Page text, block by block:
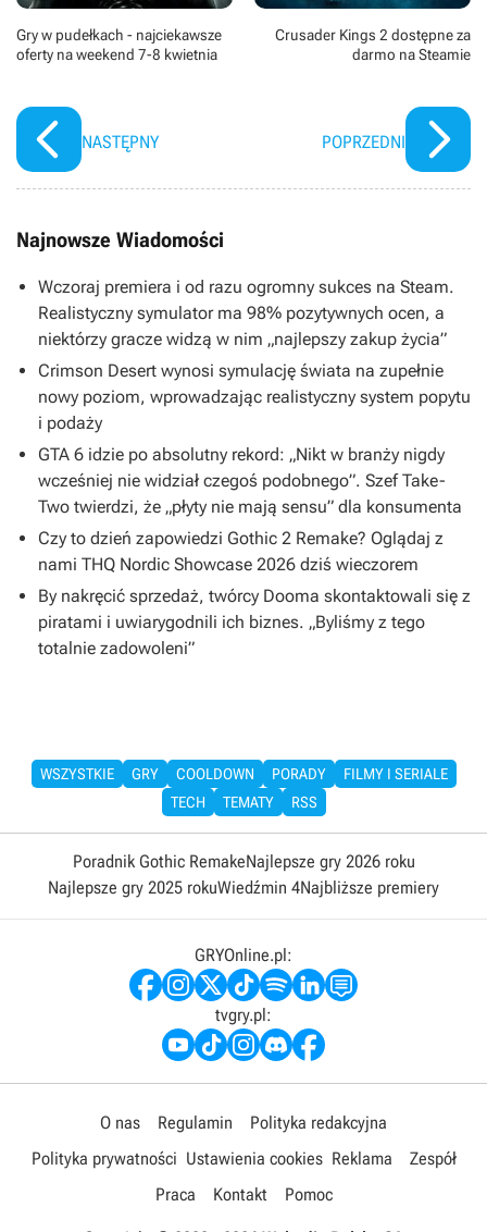
Gry w pudełkach - najciekawsze
oferty na weekend 7-8 kwietnia
NASTĘPNY
Crusader Kings 2 dostępne za
darmo na Steamie
POPRZEDNI
Najnowsze Wiadomości
Wczoraj premiera i od razu ogromny sukces na Steam.
Realistyczny symulator ma 98% pozytywnych ocen, a
niektórzy gracze widzą w nim „najlepszy zakup życia”
Crimson Desert wynosi symulację świata na zupełnie
nowy poziom, wprowadzając realistyczny system popytu
i podaży
GTA 6 idzie po absolutny rekord: „Nikt w branży nigdy
wcześniej nie widział czegoś podobnego”. Szef Take-
Two twierdzi, że „płyty nie mają sensu” dla konsumenta
Czy to dzień zapowiedzi Gothic 2 Remake? Oglądaj z
nami THQ Nordic Showcase 2026 dziś wieczorem
By nakręcić sprzedaż, twórcy Dooma skontaktowali się z
piratami i uwiarygodnili ich biznes. „Byliśmy z tego
totalnie zadowoleni”
WSZYSTKIE GRY COOLDOWN PORADY
FILMY I SERIALE
TECH
TEMATY RSS
Poradnik Gothic RemakeNajlepsze gry 2026 roku
Najlepsze gry 2025 rokuWiedźmin 4Najbliższe premiery
GRYOnline.pl:
tvgry.pl:
O nas Regulamin
Polityka redakcyjna
Polityka prywatności Ustawienia cookies Reklama
Zespół
Praca
Kontakt Pomoc